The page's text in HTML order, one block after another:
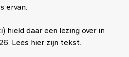
ervan.
hield daar een lezing over in
Lees hier zijn tekst.